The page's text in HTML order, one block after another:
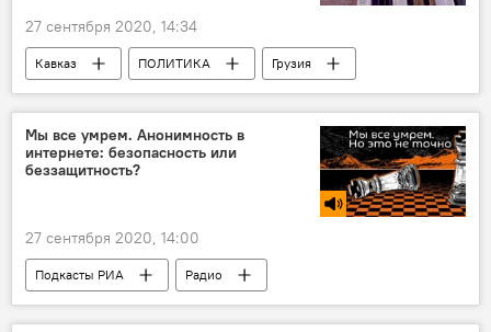
27 сентября 2020, 14:34
Кавказ ПОЛИТИКА
Грузия
НОВОСТИ
Конфликты
Обострение в Нагорном Карабахе, вооруженные столкновения 2020
Мы все умрем. Анонимность в
интернете: безопасность или
беззащитность?
27 сентября 2020, 14:00
Подкасты РИА Радио